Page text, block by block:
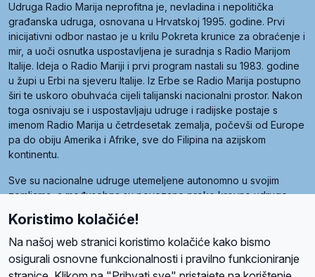
Udruga Radio Marija neprofitna je, nevladina i nepolitička
građanska udruga, osnovana u Hrvatskoj 1995. godine. Prvi
inicijativni odbor nastao je u krilu Pokreta krunice za obraćenje i
mir, a uoči osnutka uspostavljena je suradnja s Radio Marijom
Italije. Ideja o Radio Mariji i prvi program nastali su 1983. godine
u župi u Erbi na sjeveru Italije. Iz Erbe se Radio Marija postupno
širi te uskoro obuhvaća cijeli talijanski nacionalni prostor. Nakon
toga osnivaju se i uspostavljaju udruge i radijske postaje s
imenom Radio Marija u četrdesetak zemalja, počevši od Europe
pa do obiju Amerika i Afrike, sve do Filipina na azijskom
kontinentu.
Sve su nacionalne udruge utemeljene autonomno u svojim
zemljama, a međusobna su povezane preko krovne udruge
Radio Maria). Svjetsku obitelj utemeljilo je sedam članica, među
kojima je i hrvatska Udruga Radio Marija.
Koristimo kolačiće!
Na našoj web stranici koristimo kolačiće kako bismo
osigurali osnovne funkcionalnosti i pravilno funkcioniranje